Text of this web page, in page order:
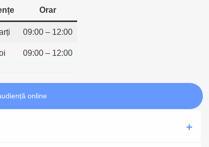
Orar
09:00 – 12:00
09:00 – 12:00
online